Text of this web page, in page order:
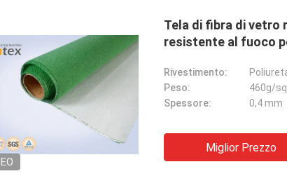
oltre 10
Jacky Huang
Tela di fibra di vetro
resistente al fuoco
Rivestimento:
Peso:
460g/
Spessore:
0,4 mm
Miglior Prezzo